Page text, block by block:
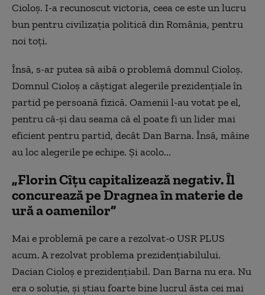
Cioloș. I-a recunoscut victoria, ceea ce este un lucru
bun pentru civilizația politică din România, pentru
noi toți.
Însă, s-ar putea să aibă o problemă domnul Cioloș.
Domnul Cioloș a câștigat alegerile prezidențiale în
partid pe persoană fizică. Oamenii l-au votat pe el,
pentru că-și dau seama că el poate fi un lider mai
eficient pentru partid, decât Dan Barna. Însă, mâine
au loc alegerile pe echipe. Și acolo...
„Florin Cîțu capitalizează negativ. Îl
concurează pe Dragnea în materie de
ură a oamenilor”
Mai e problemă pe care a rezolvat-o USR PLUS
acum. A rezolvat problema prezidențiabilului.
Dacian Cioloș e prezidențiabil. Dan Barna nu era. Nu
era o soluție, și știau foarte bine lucrul ăsta cei mai